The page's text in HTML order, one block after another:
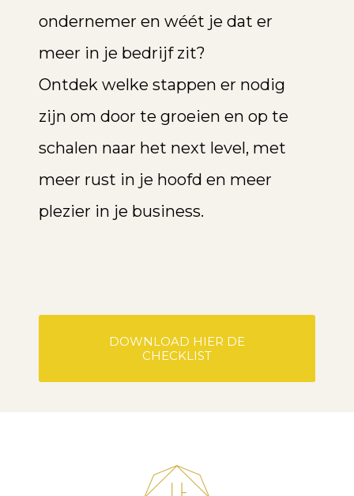
ondernemer en wéét je dat er
meer in je bedrijf zit?
Ontdek welke stappen er nodig
zijn om door te groeien en op te
schalen naar het next level, met
meer rust in je hoofd en meer
plezier in je business.
DOWNLOAD HIER DE
CHECKLIST